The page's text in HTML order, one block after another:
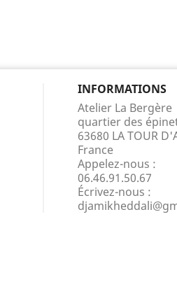
INFORMATIONS
Atelier La Bergère
quartier des
63680 LA TOUR
France
Appelez-nous :
06.46.91.50.67
Écrivez-nous :